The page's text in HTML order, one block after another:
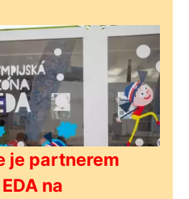
je partnerem
na